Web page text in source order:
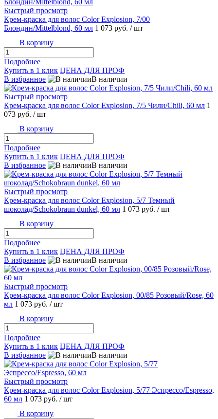
Быстрый просмотр
Крем-краска для волос Color Explosion, 7/00
Блондин/Mittelblond, 60 мл 1 073 руб. / шт
В корзину
Подробнее
Купить в 1 клик ЦЕНА ДЛЯ ПРОФ
В избранное
В наличии
Быстрый просмотр
Крем-краска для волос Color Explosion, 7/5 Чили/Chili, 60 мл 1
073 руб. / шт
В корзину
Подробнее
Купить в 1 клик ЦЕНА ДЛЯ ПРОФ
В избранное
В наличии
Быстрый просмотр
Крем-краска для волос Color Explosion, 5/7 Темный
шоколад/Schokobraun dunkel, 60 мл 1 073 руб. / шт
В корзину
Подробнее
Купить в 1 клик ЦЕНА ДЛЯ ПРОФ
В избранное
В наличии
Быстрый просмотр
Крем-краска для волос Color Explosion, 00/85 Розовый/Rose, 60
мл 1 073 руб. / шт
В корзину
Подробнее
Купить в 1 клик ЦЕНА ДЛЯ ПРОФ
В избранное
В наличии
Быстрый просмотр
Крем-краска для волос Color Explosion, 5/77 Эспрессо/Espresso,
60 мл 1 073 руб. / шт
В корзину